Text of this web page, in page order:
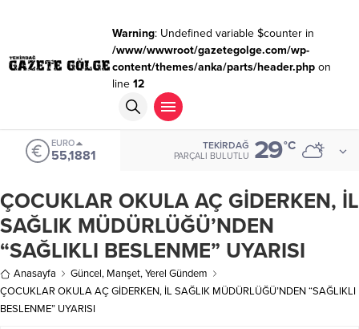
Warning: Undefined variable $counter in
/www/wwwroot/gazetegolge.com/wp-
content/themes/anka/parts/header.phpon
line 12
EURO
55,1881
TEKIRDAĞ
PARÇALI BULUTLU 29°C
ÇOCUKLAR OKULA AÇ GİDERKEN, İL
SAĞLIK MÜDÜRLÜĞÜ’NDEN
“SAĞLIKLI BESLENME” UYARISI
Anasayfa Güncel, Manşet,Yerel Gündem
ÇOCUKLAR OKULA AÇ GİDERKEN, İL SAĞLIK MÜDÜRLÜĞÜ’NDEN “SAĞLIKLI
BESLENME” UYARISI